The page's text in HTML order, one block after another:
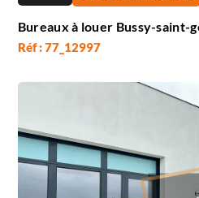
Bureaux à louer Bussy-saint-
Réf : 77_12997